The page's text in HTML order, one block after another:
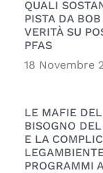
QUALI
PISTA DA
VERITÀ SU
PFAS
18 Novembre
LE MAFIE
BISOGNO
E LA
PROGRAMMI